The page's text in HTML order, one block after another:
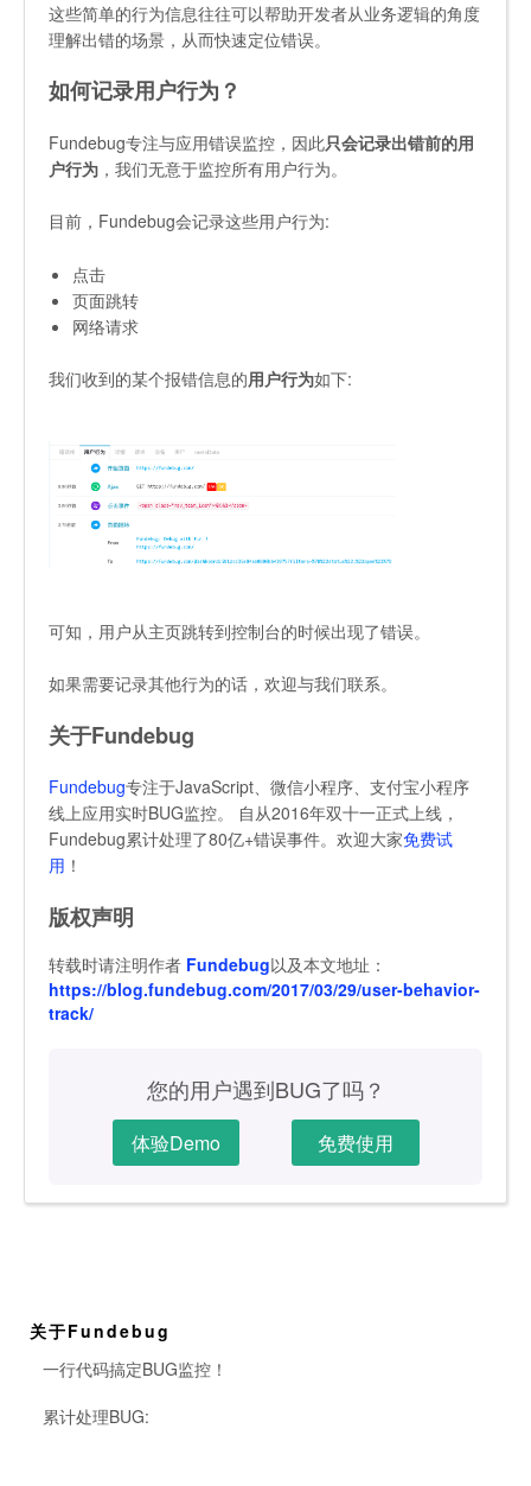
这些简单的行为信息往往可以帮助开发者从业务逻辑的角度
理解出错的场景，从而快速定位错误。
如何记录用户行为？
Fundebug专注与应用错误监控，因此只会记录出错前的用
户行为 ，我们无意于监控所有用户行为。
目前，Fundebug会记录这些用户行为:
点击
页面跳转
网络请求
我们收到的某个报错信息的用户行为如下:
可知，用户从主页跳转到控制台的时候出现了错误。
如果需要记录其他行为的话，欢迎与我们联系。
关于Fundebug
Fundebug专注于JavaScript、微信小程序、支付宝小程序
线上应用实时BUG监控。 自从2016年双十一正式上线，
Fundebug累计处理了80亿+错误事件。欢迎大家免费试
用 ！
版权声明
转载时请注明作者 Fundebug以及本文地址：
https://blog.fundebug.com/2017/03/29/user-behavior-
track/
您的用户遇到BUG了吗？
体验Demo 免费使用
关于Fundebug
一行代码搞定BUG监控！
累计处理BUG: